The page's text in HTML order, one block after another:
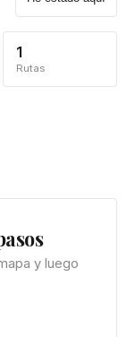
1
Rutas
y luego